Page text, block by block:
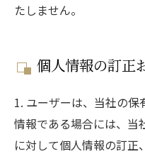
たしません。
個人情報の訂正
1. ユーザーは、当社の
情報である場合には、当
に対して個人情報の訂